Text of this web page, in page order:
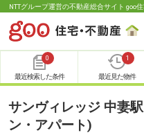
NTTグループ運営の不動産総合サイト goo
0
最近検索した条件
1
最近見た物件
サンヴィレッジ 中妻
ン・アパート)